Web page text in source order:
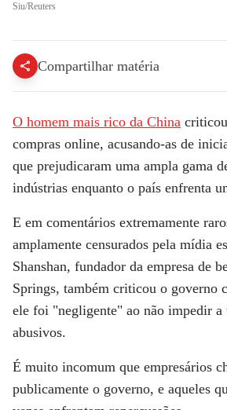
Siu/Reuters
Compartilhar matéria
O homem mais rico da China
compras online, acusando-as de
que prejudicaram uma ampla gama
indústrias enquanto o país enfrenta
E em comentários extremamente
amplamente censurados pela mídia
Shanshan, fundador da empresa de
Springs, também criticou o governo
ele foi "negligente" ao não impedir a
abusivos.
É muito incomum que empresários
publicamente o governo, e aqueles